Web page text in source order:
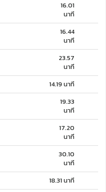
16.01
นาที
16.44
นาที
23.57
นาที
14.19 นาที
19.33
นาที
17.20
นาที
30.10
นาที
18.31 นาที